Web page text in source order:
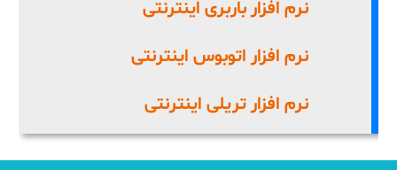
نرم افزار باربری اینترنتی
نرم افزار اتوبوس اینترنتی
نرم افزار تریلی اینترنتی